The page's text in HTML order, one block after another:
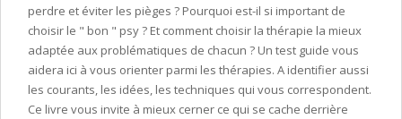
perdre et éviter les pièges ? Pourquoi est-il si important de
choisir le " bon " psy ? Et comment choisir la thérapie la mieux
adaptée aux problématiques de chacun ? Un test guide vous
aidera ici à vous orienter parmi les thérapies. A identifier aussi
les courants, les idées, les techniques qui vous correspondent.
Ce livre vous invite à mieux cerner ce qui se cache derrière